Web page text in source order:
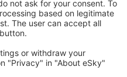
für eingeloggte
Unterkünften: Hotels,